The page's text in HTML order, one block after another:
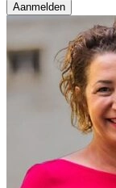
Aanmelden